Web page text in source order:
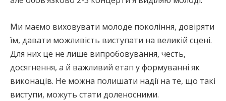
Ми маємо виховувати молоде покоління, довіряти
їм, давати можливість виступати на великій сцені.
Для них це не лише випробовування, честь,
досягнення, а й важливий етап у формуванні як
виконаців. Не можна полишати надії на те, що такі
виступи, можуть стати доленосними.